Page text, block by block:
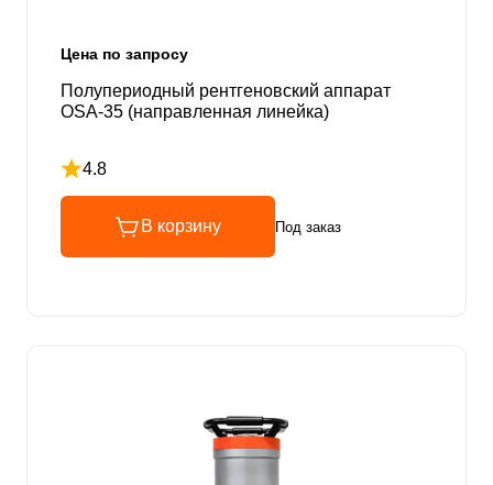
Цена по запросу
Полупериодный рентгеновский аппарат
OSA-35 (направленная линейка)
4.8
Рейтинг 4.8 из 5
В корзину Под заказ